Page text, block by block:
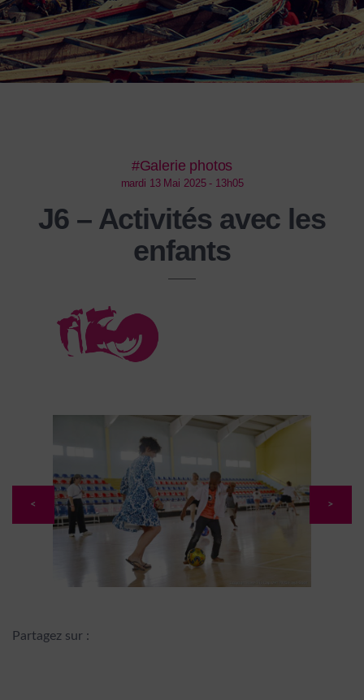
#Galerie photos
mardi 13 Mai 2025 - 13h05
J6 – Activités avec les
enfants
< >
Partagez sur :